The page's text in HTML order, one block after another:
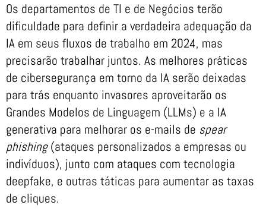
Os departamentos de TI e de Negócios terão
dificuldade para definir a verdadeira adequação da
IA em seus fluxos de trabalho em 2024, mas
precisarão trabalhar juntos. As melhores práticas
de cibersegurança em torno da IA serão deixadas
para trás enquanto invasores aproveitarão os
Grandes Modelos de Linguagem (LLMs) e a IA
generativa para melhorar os e-mails de spear
phishing(ataques personalizados a empresas ou
indivíduos), junto com ataques com tecnologia
deepfake, e outras táticas para aumentar as taxas
de cliques.